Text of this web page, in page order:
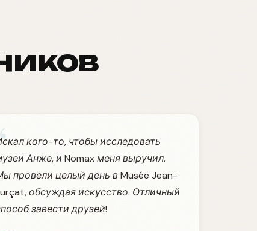
кого-то, чтобы исследовать
Анже, и Nomax меня выручил.
провели целый день в Musée Jean-
обсуждая искусство. Отличный
завести друзей!